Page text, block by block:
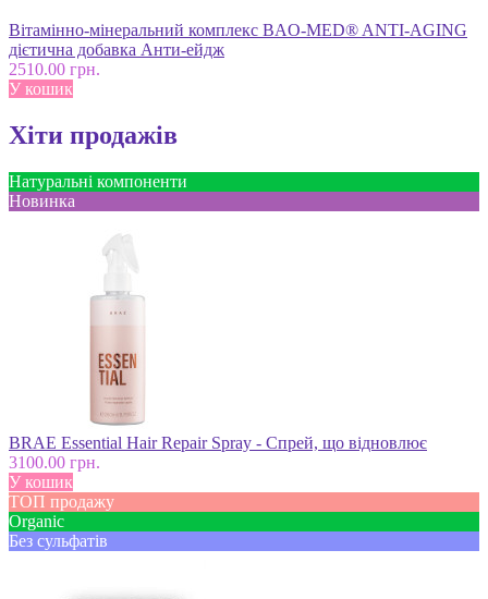
Вітамінно-мінеральний комплекс BAO-MED® ANTI-AGING
дієтична добавка Анти-ейдж
2510.00 грн.
У кошик
Хіти продажів
Натуральні компоненти
Новинка
BRAE Essential Hair Repair Spray - Спрей, що відновлює
3100.00 грн.
У кошик
ТОП продажу
Оrganic
Без сульфатів